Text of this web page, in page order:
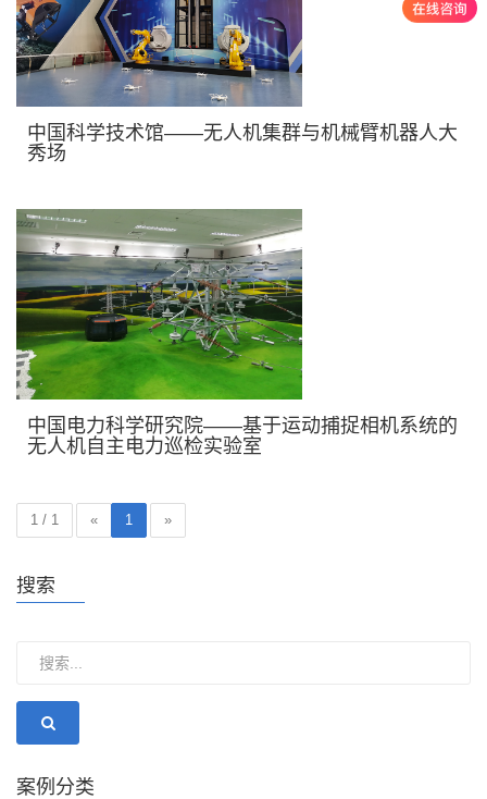
中国科学技术馆——无人机集群与机械臂机器人大
秀场
中国电力科学研究院——基于运动捕捉相机系统的
无人机自主电力巡检实验室
1 / 1 « 1 »
搜索
案例分类